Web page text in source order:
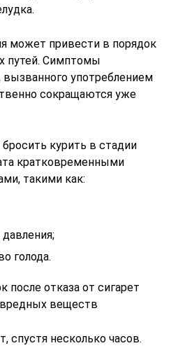
может привести в порядок
путей. Симптомы
вызванного употреблением
сокращаются уже
курить в стадии
кратковременными
такими как:
голода.
после отказа от сигарет
вредных веществ
спустя несколько часов.